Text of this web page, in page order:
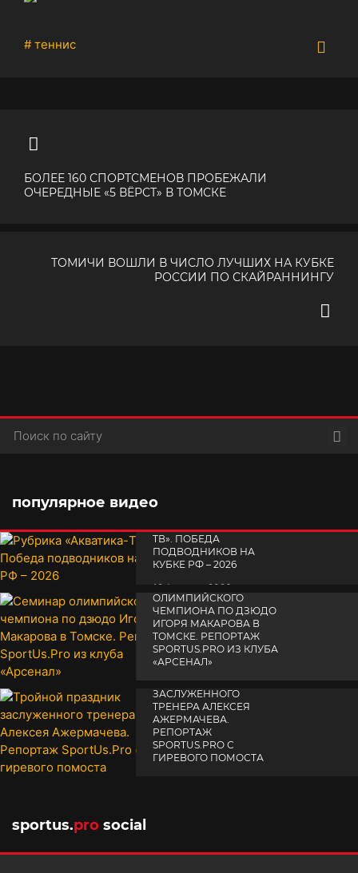
# теннис
БОЛЕЕ 160 СПОРТСМЕНОВ ПРОБЕЖАЛИ
ОЧЕРЕДНЫЕ «5 ВЁРСТ» В ТОМСКЕ
ТОМИЧИ ВОШЛИ В ЧИСЛО ЛУЧШИХ НА КУБКЕ
РОССИИ ПО СКАЙРАННИНГУ
популярное видео
TВ». ПОБЕДА
ПОДВОДНИКОВ НА
КУБКЕ РФ – 2026
19 февраля 2026
СЕМИНАР
ОЛИМПИЙСКОГО
ЧЕМПИОНА ПО ДЗЮДО
ИГОРЯ МАКАРОВА В
ТОМСКЕ. РЕПОРТАЖ
SPORTUS.PRO ИЗ КЛУБА
«АРСЕНАЛ»
ЗАСЛУЖЕННОГО
ТРЕНЕРА АЛЕКСЕЯ
АЖЕРМАЧЕВА.
РЕПОРТАЖ
SPORTUS.PRO С
ГИРЕВОГО ПОМОСТА
sportus.pro social